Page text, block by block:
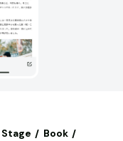
Stage
Book